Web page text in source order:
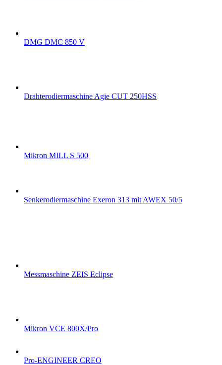
DMG DMC 850 V
Drahterodiermaschine Agie CUT 250HSS
Mikron MILL S 500
Senkerodiermaschine Exeron 313 mit AWEX 50/5
Messmaschine ZEIS Eclipse
Mikron VCE 800X/Pro
Pro-ENGINEER CREO